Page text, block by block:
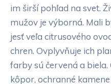
im širší pohľad na svet.
mužov je výborná. Mali
jesť veľa citrusového
chren. Ovplyvňuje ich
farby sú červená a
kôpor, ochranné